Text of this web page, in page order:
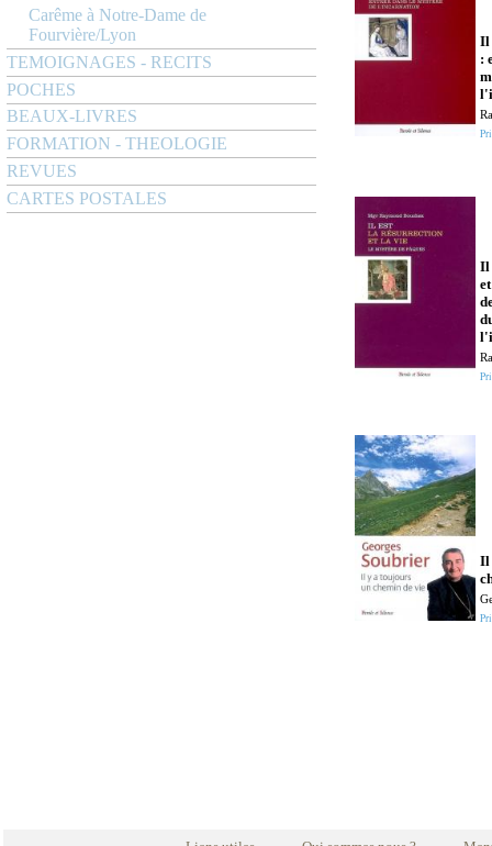
Carême à Notre-Dame de
Fourvière/Lyon
TEMOIGNAGES - RECITS
POCHES
BEAUX-LIVRES
FORMATION - THEOLOGIE
REVUES
CARTES POSTALES
Il
:
Il
Il